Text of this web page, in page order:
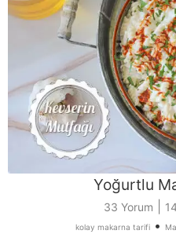
Yoğurtlu
33 Yorum
kolay makarna tarifi •